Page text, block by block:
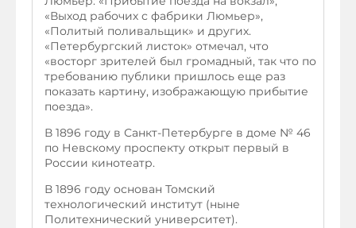
«Выход рабочих с фабрики Люмьер»,
«Политый поливальщик» и других.
«Петербургский листок» отмечал, что
«восторг зрителей был громадный, так что по
требованию публики пришлось еще раз
показать картину, изображающую прибытие
поезда».
В 1896 году в Санкт-Петербурге в доме № 46
по Невскому проспекту открыт первый в
России кинотеатр.
В 1896 году основан Томский
технологический институт (ныне
Политехнический университет).